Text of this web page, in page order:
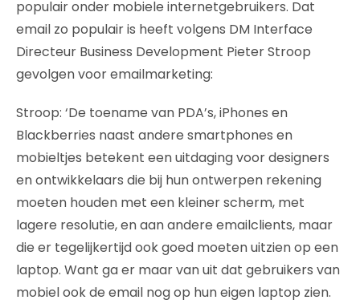
populair onder mobiele internetgebruikers. Dat
email zo populair is heeft volgens DM Interface
Directeur Business Development Pieter Stroop
gevolgen voor emailmarketing:
Stroop: ‘De toename van PDA’s, iPhones en
Blackberries naast andere smartphones en
mobieltjes betekent een uitdaging voor designers
en ontwikkelaars die bij hun ontwerpen rekening
moeten houden met een kleiner scherm, met
lagere resolutie, en aan andere emailclients, maar
die er tegelijkertijd ook goed moeten uitzien op een
laptop. Want ga er maar van uit dat gebruikers van
mobiel ook de email nog op hun eigen laptop zien.